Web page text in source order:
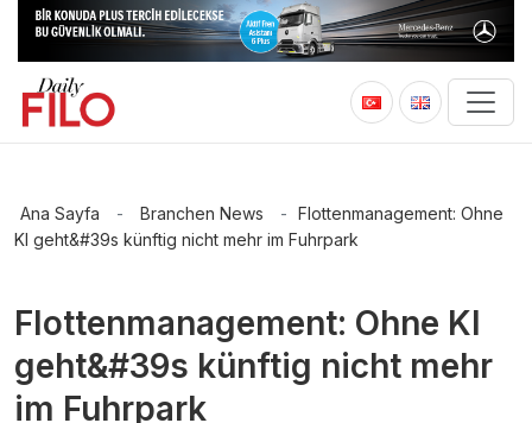
Ana Sayfa - Branchen News - Flottenmanagement: Ohne
KI geht&#39s künftig nicht mehr im Fuhrpark
Flottenmanagement: Ohne KI
geht&#39s künftig nicht mehr
im Fuhrpark